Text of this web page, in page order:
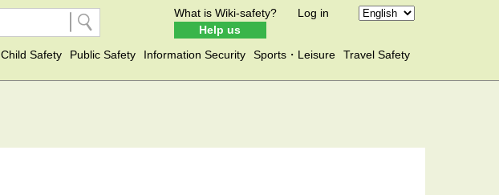
What is Wiki-safety?
Help us
Log in
Child Safety Public Safety Information Security Sports・Leisure
Travel Safety